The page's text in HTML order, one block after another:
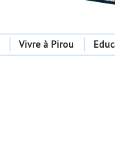
Vivre à Pirou